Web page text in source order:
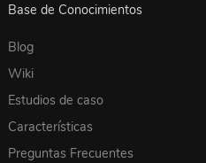
Base de Conocimientos
Blog
Wiki
Estudios de caso
Características
Preguntas Frecuentes